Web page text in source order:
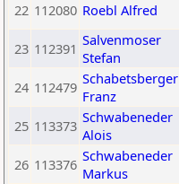
22 112080 Roebl Alfred
23 112391 Salvenmoser
Stefan
24 112479 Schabetsberger
Franz
25 113373 Schwabeneder
Alois
26 113376 Schwabeneder
Markus